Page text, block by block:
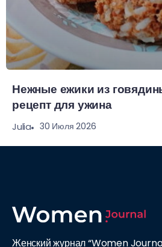
Нежные ежики из
рецепт для ужина
Julia 30 Июля 2026
Женский журнал “Women